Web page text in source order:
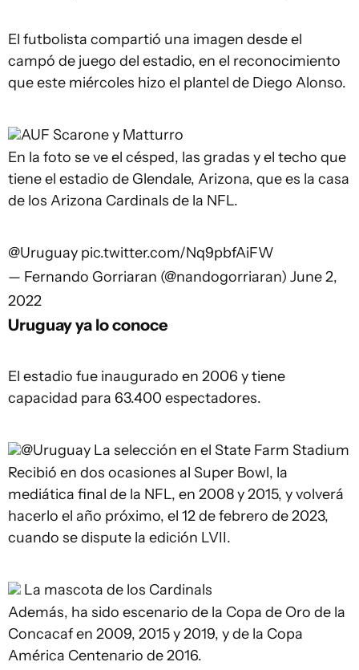
El futbolista compartió una imagen desde el
campó de juego del estadio, en el reconocimiento
que este miércoles hizo el plantel de Diego Alonso.
AUF Scarone y Matturro
En la foto se ve el césped, las gradas y el techo que
tiene el estadio de Glendale, Arizona, que es la casa
de los Arizona Cardinals de la NFL.
@Uruguay pic.twitter.com/Nq9pbfAiFW
— Fernando Gorriaran (@nandogorriaran) June 2,
2022
Uruguay ya lo conoce
El estadio fue inaugurado en 2006 y tiene
capacidad para 63.400 espectadores.
@Uruguay La selección en el State Farm Stadium
Recibió en dos ocasiones al Super Bowl, la
mediática final de la NFL, en 2008 y 2015, y volverá
hacerlo el año próximo, el 12 de febrero de 2023,
cuando se dispute la edición LVII.
La mascota de los Cardinals
Además, ha sido escenario de la Copa de Oro de la
Concacaf en 2009, 2015 y 2019, y de la Copa
América Centenario de 2016.